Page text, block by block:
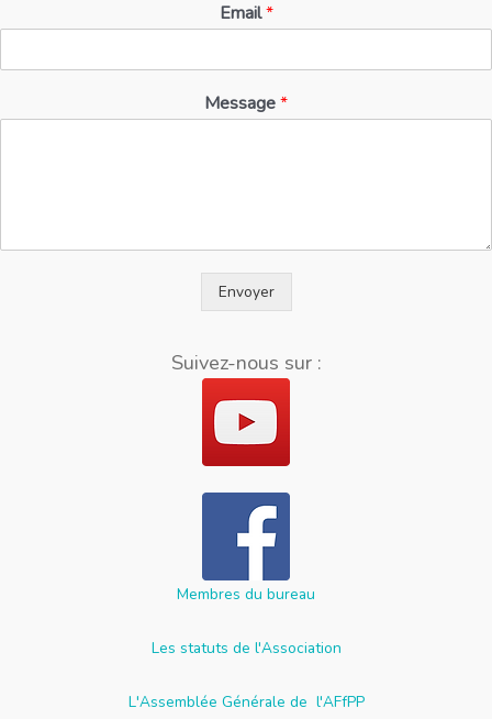
Email*
Message*
Envoyer
Suivez-nous sur :
Membres du bureau
Les statuts de l'Association
L'Assemblée Générale de l'AFfPP